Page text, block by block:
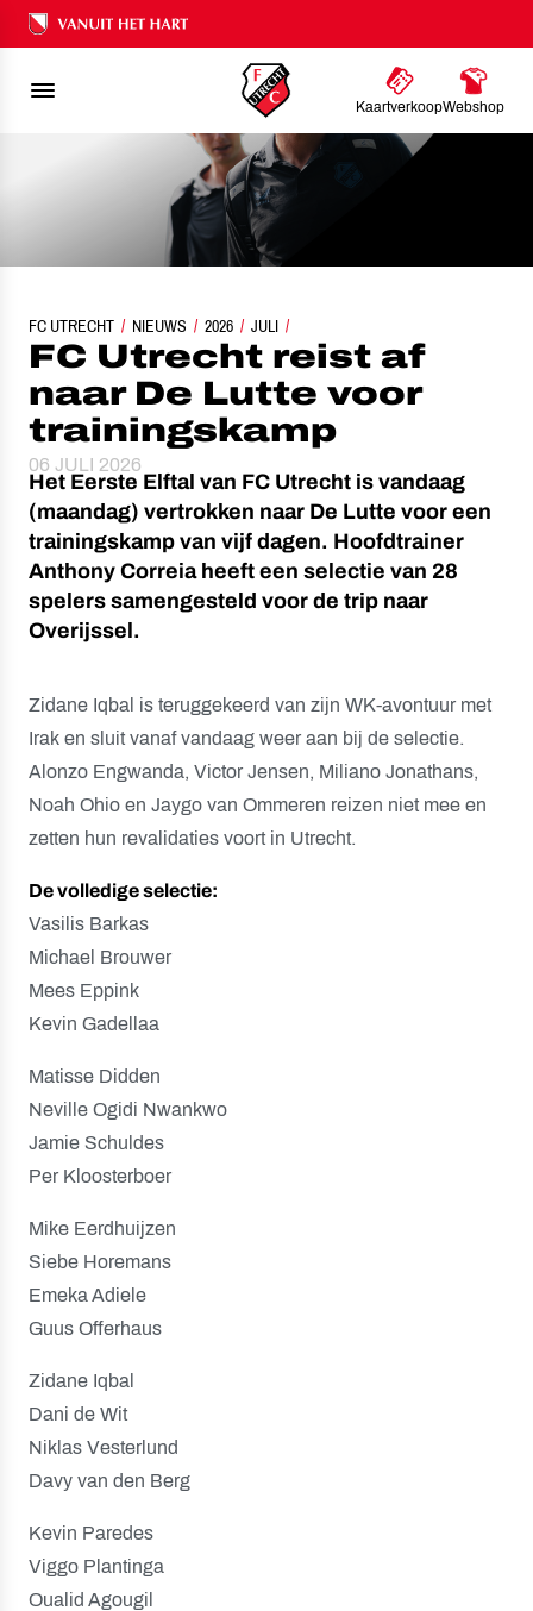
Ons nalatenschap
KaartverkoopWebshop
FC UTRECHT NIEUWS 2026 JULI
FC UTRECHT REIST AF NAAR DE LUTTE VOOR TRAININGSKAMP
FC Utrecht reist af
naar De Lutte voor
trainingskamp
06 JULI 2026
Het Eerste Elftal van FC Utrecht is vandaag
(maandag) vertrokken naar De Lutte voor een
trainingskamp van vijf dagen. Hoofdtrainer
Anthony Correia heeft een selectie van 28
spelers samengesteld voor de trip naar
Overijssel.
Zidane Iqbal is teruggekeerd van zijn WK-avontuur met
Irak en sluit vanaf vandaag weer aan bij de selectie.
Alonzo Engwanda, Victor Jensen, Miliano Jonathans,
Noah Ohio en Jaygo van Ommeren reizen niet mee en
zetten hun revalidaties voort in Utrecht.
De volledige selectie:
Vasilis Barkas
Michael Brouwer
Mees Eppink
Kevin Gadellaa
Matisse Didden
Neville Ogidi Nwankwo
Jamie Schuldes
Per Kloosterboer
Mike Eerdhuijzen
Siebe Horemans
Emeka Adiele
Guus Offerhaus
Zidane Iqbal
Dani de Wit
Niklas Vesterlund
Davy van den Berg
Kevin Paredes
Viggo Plantinga
Oualid Agougil